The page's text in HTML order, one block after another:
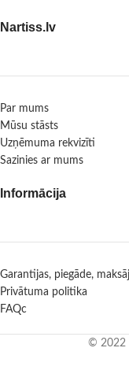
Nartiss.lv
Par mums
Mūsu stāsts
Uzņēmuma rekvizīti
Sazinies ar mums
Informācija
Garantijas, piegāde,
Privātuma politika
FAQc
© 2022